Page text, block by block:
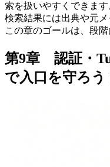
索を扱いやすくできます
検索結果には出典や元メ
この章のゴールは、段
第9章 認証・
で入口を守ろう